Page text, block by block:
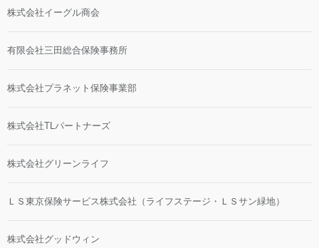
株式会社イーグル商会
有限会社三田総合保険事務所
株式会社プラネット保険事業部
株式会社TLパートナーズ
株式会社グリーンライフ
ＬＳ東京保険サービス株式会社（ライフステージ・ＬＳサン緑地）
株式会社グッドウィン